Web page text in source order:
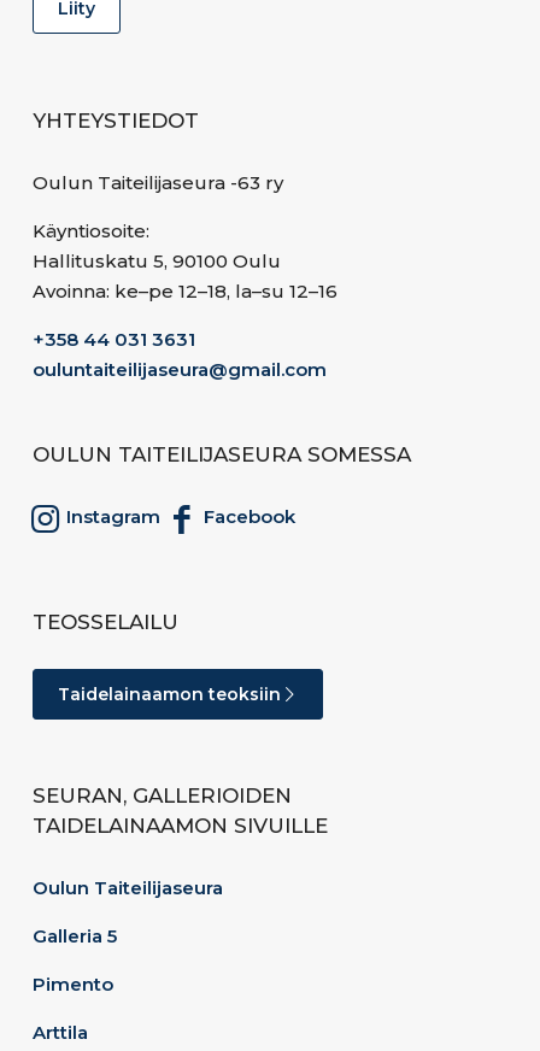
YHTEYSTIEDOT
Oulun Taiteilijaseura -63 ry
Käyntiosoite:
Hallituskatu 5, 90100 Oulu
Avoinna: ke–pe 12–18, la–su 12–16
+358 44 031 3631
ouluntaiteilijaseura@gmail.com
OULUN TAITEILIJASEURA SOMESSA
Instagram Facebook
TEOSSELAILU
Taidelainaamon teoksiin
SEURAN, GALLERIOIDEN
TAIDELAINAAMON SIVUILLE
Oulun Taiteilijaseura
Galleria 5
Pimento
Arttila